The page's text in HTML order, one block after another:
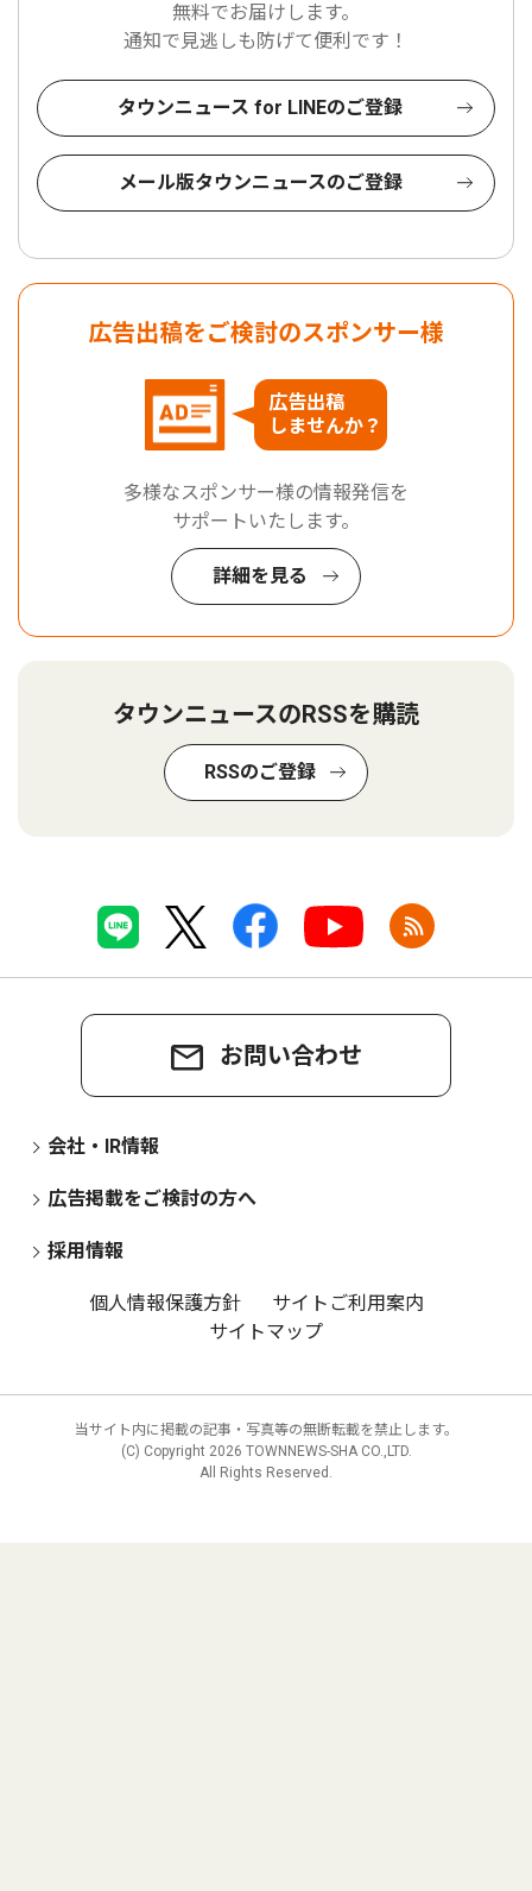
無料でお届けします。
通知で見逃しも防げて便利です！
タウンニュース for LINEのご登録
メール版タウンニュースのご登録
広告出稿をご検討のスポンサー様
広告出稿
しませんか？
多様なスポンサー様の情報発信を
サポートいたします。
詳細を見る
タウンニュースのRSSを購読
RSSのご登録
お問い合わせ
会社・IR情報
広告掲載をご検討の方へ
採用情報
個人情報保護方針
サイトご利用案内
サイトマップ
当サイト内に掲載の記事・写真等の無断転載を禁止します。
(C) Copyright 2026 TOWNNEWS-SHA CO.,LTD.
All Rights Reserved.